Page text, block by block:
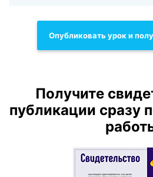
Опубликовать урок и
Получите
публикации сразу